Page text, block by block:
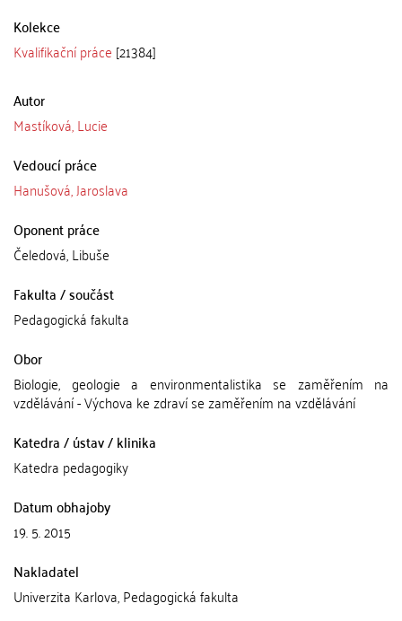
Kolekce
Kvalifikační práce [21384]
Autor
Mastíková, Lucie
Vedoucí práce
Hanušová, Jaroslava
Oponent práce
Čeledová, Libuše
Fakulta / součást
Pedagogická fakulta
Obor
Biologie, geologie a environmentalistika se zaměřením na
vzdělávání - Výchova ke zdraví se zaměřením na vzdělávání
Katedra / ústav / klinika
Katedra pedagogiky
Datum obhajoby
19. 5. 2015
Nakladatel
Univerzita Karlova, Pedagogická fakulta